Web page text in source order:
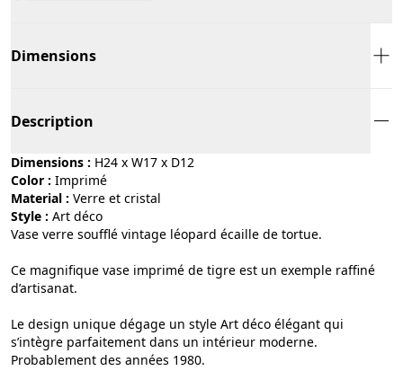
Dimensions
Description
Dimensions : H24 x W17 x D12
Color : imprimé
Material :
verre et cristal
Style :
art déco
Vase verre soufflé vintage léopard écaille de tortue.
Ce magnifique vase imprimé de tigre est un exemple raffiné
d’artisanat.
Le design unique dégage un style Art déco élégant qui
s’intègre parfaitement dans un intérieur moderne.
Probablement des années 1980.